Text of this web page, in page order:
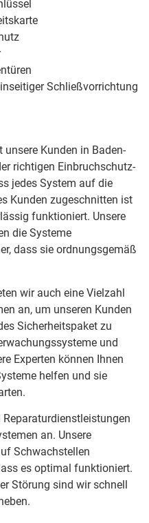
Schließvorrichtung
unsere Kunden in Baden-
richtigen Einbruchschutz-
jedes System auf die
Kunden zugeschnitten ist
funktioniert. Unsere
die Systeme
dass sie ordnungsgemäß
wir auch eine Vielzahl
an, um unseren Kunden
Sicherheitspaket zu
und
Experten können Ihnen
helfen und sie
an. Unsere
Schwachstellen
es optimal funktioniert.
Störung sind wir schnell